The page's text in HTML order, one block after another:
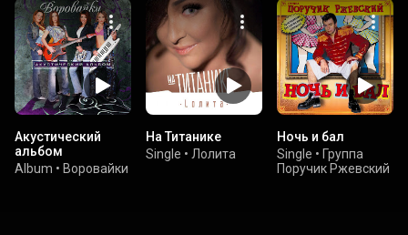
Акустический
альбом
Album • Воровайки
На Титанике
Single • Лолита
Ночь и бал
Single • Группа
Поручик Ржевский